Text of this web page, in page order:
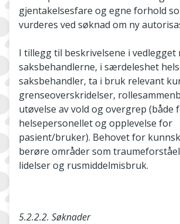
gjentakelsesfare og egne forhold
vurderes ved søknad om ny
I tillegg til beskrivelsene i vedlegget
saksbehandlerne, i særdeleshet
saksbehandler, ta i bruk relevant
grenseoverskridelser,
utøvelse av vold og overgrep (både
helsepersonellet og opplevelse for
pasient/bruker). Behovet for
berøre områder som
lidelser og rusmiddelmisbruk.
5.2.2.2. Søknader